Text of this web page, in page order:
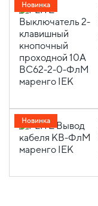
Новинка
Новинка